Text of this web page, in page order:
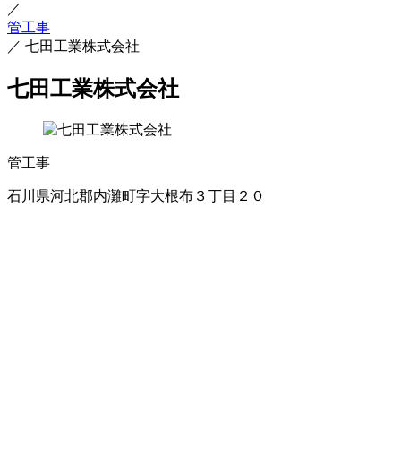
／
管工事
／ 七田工業株式会社
七田工業株式会社
管工事
石川県河北郡内灘町字大根布３丁目２０